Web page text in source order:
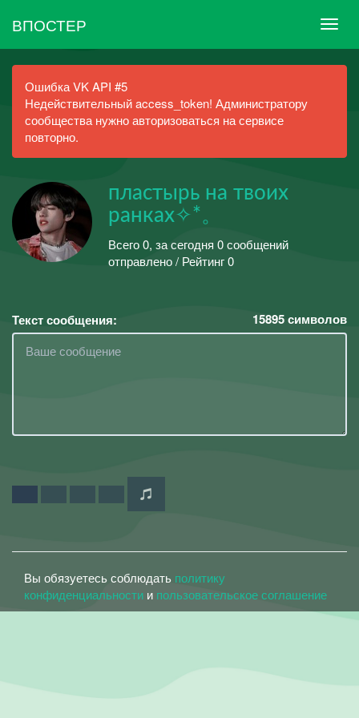
ВПОСТЕР
Ошибка VK API #5
Недействительный access_token! Администратору
сообщества нужно авторизоваться на сервисе
повторно.
пластырь на твоих
ранках✧*。
Всего 0, за сегодня 0 сообщений
отправлено / Рейтинг 0
Текст сообщения: 15895символов
Вы обязуетесь соблюдать политику
конфиденциальности и пользовательское соглашение